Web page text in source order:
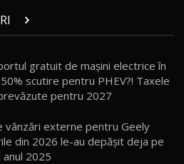
face lumea să se întoarcă după el
gratuit de mașini electrice în
scutire pentru PHEV?! Taxele
pentru 2027
vânzări externe pentru Geely
din 2026 le-au depășit deja pe
2025